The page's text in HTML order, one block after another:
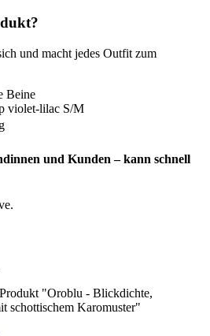
und macht jedes Outfit zum
Beine
violet-lilac S/M
und Kunden – kann schnell
"Oroblu - Blickdichte,
schottischem Karomuster"